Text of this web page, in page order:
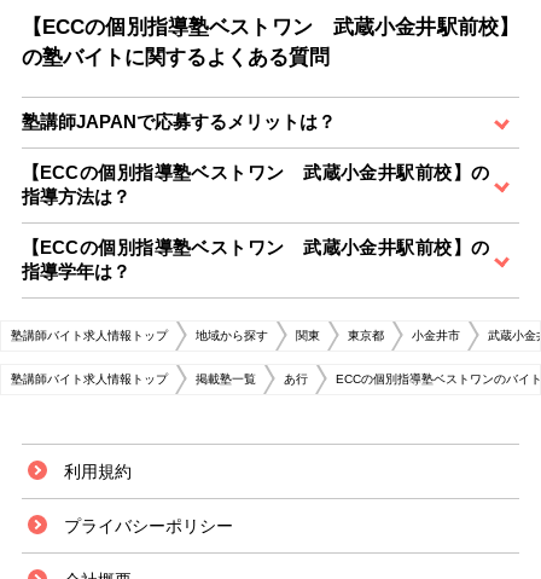
【ECCの個別指導塾ベストワン 武蔵小金井駅前校】
の塾バイトに関するよくある質問
塾講師JAPANで応募するメリットは？
【ECCの個別指導塾ベストワン 武蔵小金井駅前校】の
指導方法は？
【ECCの個別指導塾ベストワン 武蔵小金井駅前校】の
指導学年は？
塾講師バイト求人情報トップ 地域から探す 関東 東京都 小金井市 武蔵小金
塾講師バイト求人情報トップ 掲載塾一覧 あ行 ECCの個別指導塾ベストワンのバイ
利用規約
プライバシーポリシー